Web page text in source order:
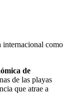
internacional como
de
de las playas
que atrae a